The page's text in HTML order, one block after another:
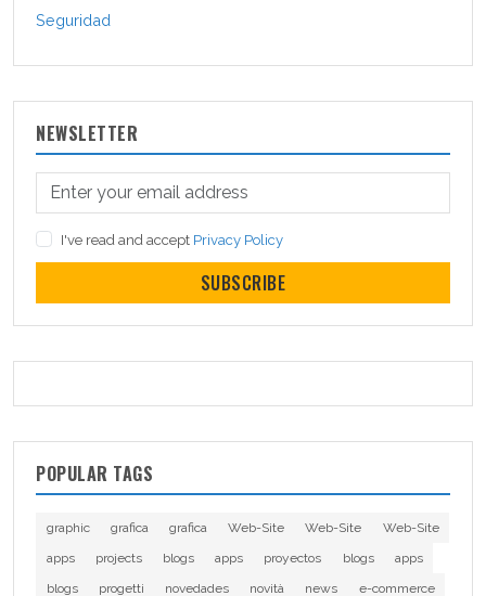
Seguridad
NEWSLETTER
I've read and accept Privacy Policy
SUBSCRIBE
POPULAR TAGS
graphic grafica grafica Web-Site Web-Site
Web-Site
apps
projects blogs apps proyectos blogs
apps
blogs
progetti novedades novità news
e-commerce